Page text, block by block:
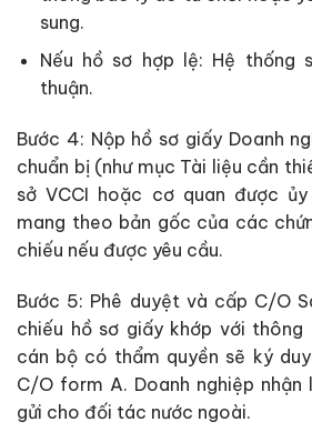
sung.
Nếu hồ sơ hợp lệ: Hệ thống
thuận.
Bước 4: Nộp hồ sơ giấy Doanh
chuẩn bị (như mục Tài liệu cần
sở VCCI hoặc cơ quan được
mang theo bản gốc của các
chiếu nếu được yêu cầu.
Bước 5: Phê duyệt và cấp C/O
chiếu hồ sơ giấy khớp với thông
cán bộ có thẩm quyền sẽ ký
C/O form A. Doanh nghiệp
gửi cho đối tác nước ngoài.